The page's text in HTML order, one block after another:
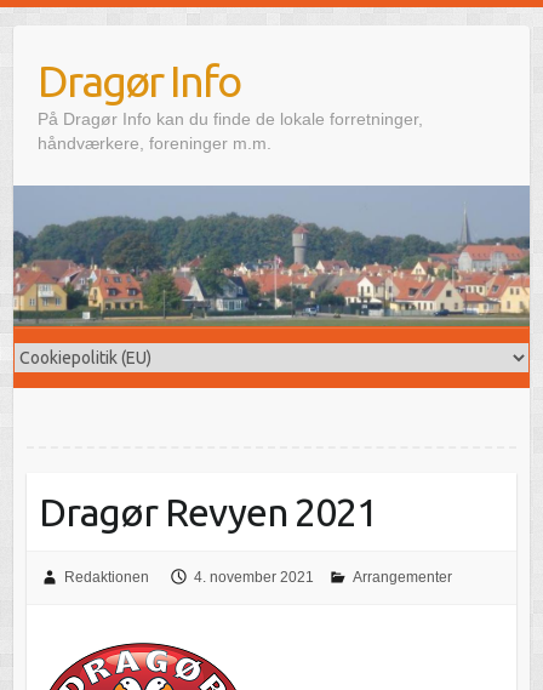
Dragør Info
På Dragør Info kan du finde de lokale forretninger,
håndværkere, foreninger m.m.
Dragør Revyen 2021
Redaktionen 4. november 2021 Arrangementer